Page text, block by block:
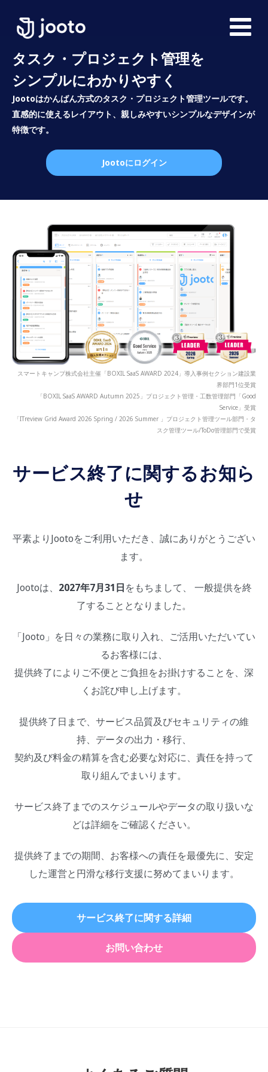
タスク・プロジェクト管理を
シンプルにわかりやすく
Jootoはかんばん方式のタスク・プロジェクト管理ツールです。
直感的に使えるレイアウト、親しみやすいシンプルなデザインが
特徴です。
Jootoにログイン
スマートキャンプ株式会社主催「BOXIL SaaS AWARD 2024」導入事例セクション建設業
界部門1位受賞
「BOXIL SaaS AWARD Autumn 2025」プロジェクト管理・工数管理部門「Good
Service」受賞
「ITreview Grid Award 2026 Spring / 2026 Summer 」プロジェクト管理ツール部門・タ
スク管理ツール/ToDo管理部門で受賞
サービス終了に関するお知ら
せ
平素よりJootoをご利用いただき、誠にありがとうござい
ます。
Jootoは、 2027年7月31日をもちまして、 一般提供を終
了することとなりました。
「Jooto」を日々の業務に取り入れ、ご活用いただいてい
るお客様には、
提供終了によりご不便とご負担をお掛けすることを、深
くお詫び申し上げます。
提供終了日まで、サービス品質及びセキュリティの維
持、データの出力・移行、
契約及び料金の精算を含む必要な対応に、責任を持って
取り組んでまいります。
サービス終了までのスケジュールやデータの取り扱いな
どは詳細をご確認ください。
提供終了までの期間、お客様への責任を最優先に、安定
した運営と円滑な移行支援に努めてまいります。
サービス終了に関する詳細
お問い合わせ